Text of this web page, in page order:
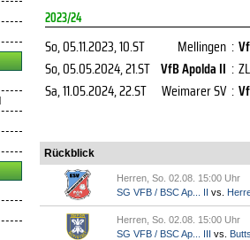
2023/24
So, 05.11.2023, 10.ST Mellingen :
So, 05.05.2024, 21.ST VfB Apolda II :
Sa, 11.05.2024, 22.ST Weimarer SV :
Rückblick
Herren, So. 02.08. 15:00 Uhr
SG VFB / BSC Ap... II vs.
Herren, So. 02.08. 15:00 Uhr
SG VFB / BSC Ap... III vs.